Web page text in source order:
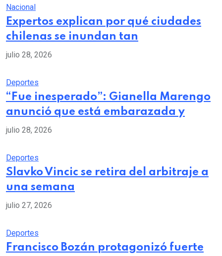
Nacional
Expertos explican por qué ciudades
chilenas se inundan tan
julio 28, 2026
Deportes
“Fue inesperado”: Gianella Marengo
anunció que está embarazada y
julio 28, 2026
Deportes
Slavko Vincic se retira del arbitraje a
una semana
julio 27, 2026
Deportes
Francisco Bozán protagonizó fuerte